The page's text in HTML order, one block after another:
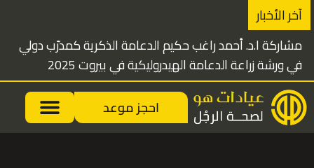
تخطي
المحتوى
آخر الأخبار
مشاركة ا.د. أحمد راغب حكيم الدعامة الذكرية كمدرّب دولي
في ورشة زراعة الدعامة الهيدروليكية في بيروت 2025
احجز موعد